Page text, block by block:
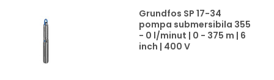
Grundfos SP 17-34
pompa submersibila 355
- 0 l/minut | 0 - 375 m | 6
inch | 400 V